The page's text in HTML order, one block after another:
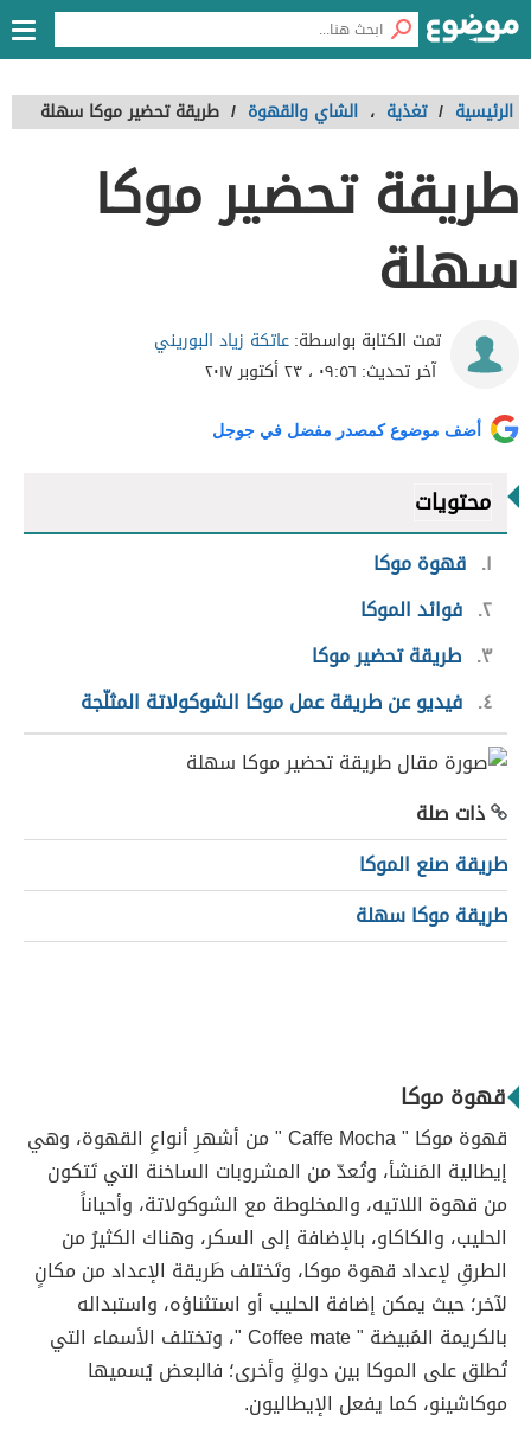
الرئيسية / تغذية ، الشاي والقهوة / طريقة تحضير موكا سهلة
طريقة تحضير موكا
سهلة
تمت الكتابة بواسطة:عاتكة زياد البوريني
آخر تحديث: ٠٩:٥٦ ، ٢٣ أكتوبر ٢٠١٧
أضف موضوع كمصدر مفضل في جوجل
محتويات
١ قهوة موكا
٢ فوائد الموكا
٣ طريقة تحضير موكا
٤ فيديو عن طريقة عمل موكا الشوكولاتة المثلّجة
ذات صلة
طريقة صنع الموكا
طريقة موكا سهلة
قهوة موكا
قهوة موكا " Caffe Mocha " من أشهرِ أنواعِ القهوة، وهي
إيطالية المَنشأ، وتُعدّ من المشروبات الساخنة التي تَتكون
من قهوة اللاتيه، والمخلوطة مع الشوكولاتة، وأحياناً
الحليب، والكاكاو، بالإضافة إلى السكر، وهناك الكثيرُ من
الطرقِ لإعداد قهوة موكا، وتَختلف طَريقة الإعداد من مكانٍ
لآخر؛ حيث يمكن إضافة الحليب أو استثناؤه، واستبداله
بالكريمة المُبيضة " Coffee mate "، وتختلف الأسماء التي
تُطلق على الموكا بين دولةٍ وأخرى؛ فالبعض يُسميها
موكاشينو، كما يفعل الإيطاليون.